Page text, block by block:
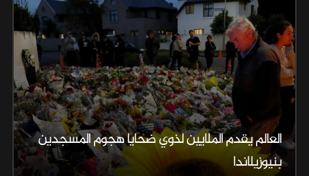
العالم يقدم الملايين لذوي ضحايا هجوم المسجدين
بنيوزيلاندا